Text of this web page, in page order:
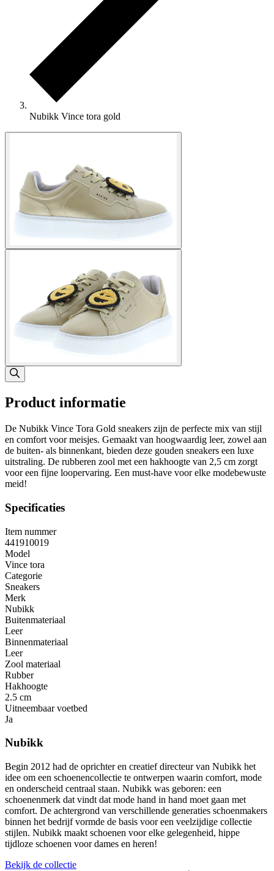
Nubikk Vince tora gold
Product informatie
De Nubikk Vince Tora Gold sneakers zijn de perfecte mix van stijl
en comfort voor meisjes. Gemaakt van hoogwaardig leer, zowel aan
de buiten- als binnenkant, bieden deze gouden sneakers een luxe
uitstraling. De rubberen zool met een hakhoogte van 2,5 cm zorgt
voor een fijne loopervaring. Een must-have voor elke modebewuste
meid!
Specificaties
Item nummer
441910019
Model
Vince tora
Categorie
Sneakers
Merk
Nubikk
Buitenmateriaal
Leer
Binnenmateriaal
Leer
Zool materiaal
Rubber
Hakhoogte
2.5 cm
Uitneembaar voetbed
Ja
Nubikk
Begin 2012 had de oprichter en creatief directeur van Nubikk het
idee om een ​​schoenencollectie te ontwerpen waarin comfort, mode
en onderscheid centraal staan. Nubikk was geboren: een
schoenenmerk dat vindt dat mode hand in hand moet gaan met
comfort. De achtergrond van verschillende generaties schoenmakers
binnen het bedrijf vormde de basis voor een veelzijdige collectie
stijlen. Nubikk maakt schoenen voor elke gelegenheid, hippe
tijdloze schoenen voor dames en heren!
Bekijk de collectie